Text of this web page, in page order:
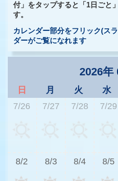
付」をタップすると「1日ごと
す。
カレンダー部分をフリック(ス
ダーがご覧になれます
2026年
日 月 火 水
7/26
7/27 7/28 7/29
8/2 8/3 8/4 8/5